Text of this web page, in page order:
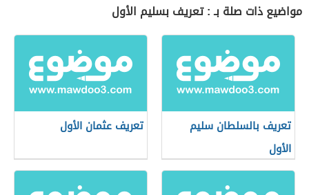
مواضيع ذات صلة بـ : تعريف بسليم الأول
تعريف بالسلطان سليم
الأول
تعريف عثمان الأول